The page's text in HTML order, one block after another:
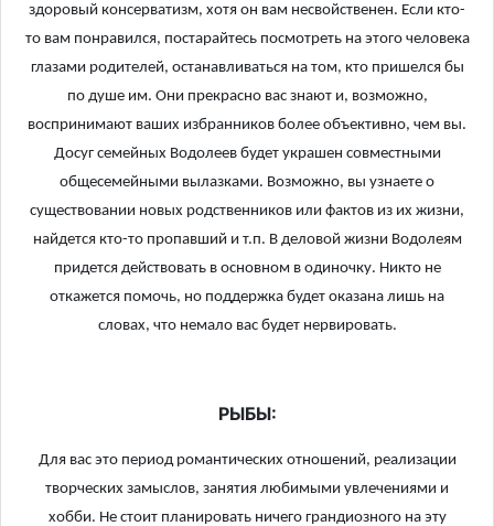
здоровый консерватизм, хотя он вам несвойственен. Если кто-
то вам понравился, постарайтесь посмотреть на этого человека
глазами родителей, останавливаться на том, кто пришелся бы
по душе им. Они прекрасно вас знают и, возможно,
воспринимают ваших избранников более объективно, чем вы.
Досуг семейных Водолеев будет украшен совместными
общесемейными вылазками. Возможно, вы узнаете о
существовании новых родственников или фактов из их жизни,
найдется кто-то пропавший и т.п. В деловой жизни Водолеям
придется действовать в основном в одиночку. Никто не
откажется помочь, но поддержка будет оказана лишь на
словах, что немало вас будет нервировать.
РЫБЫ:
Для вас это период романтических отношений, реализации
творческих замыслов, занятия любимыми увлечениями и
хобби. Не стоит планировать ничего грандиозного на эту